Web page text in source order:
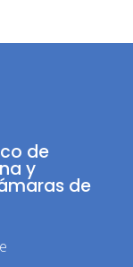
de
y
de